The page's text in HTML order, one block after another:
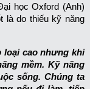
học Oxford (Anh)
là do thiếu kỹ năng
loại cao nhưng khi
mềm. Kỹ năng
sống. Chúng ta